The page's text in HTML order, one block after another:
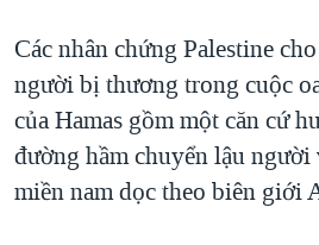
QUAN HỆ VIỆT MỸ
Các nhân chứng Palestine
người bị thương trong cuộc
của Hamas gồm một căn cứ
đường hầm chuyển lậu
miền nam dọc theo biên giới